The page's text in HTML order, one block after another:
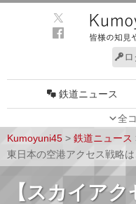
全
鉄道ニュース
車両技術
ルール
Kumoyuni45 > 鉄道ニュース
東日本の空港アクセス戦略
【スカイアク